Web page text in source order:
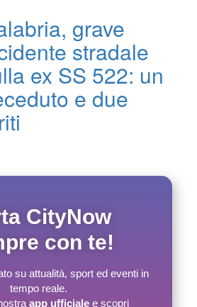
grave
stradale
ex SS 522: un
e due
CityNow
con te!
su attualità, sport ed eventi in
tempo reale.
app ufficialee scopri